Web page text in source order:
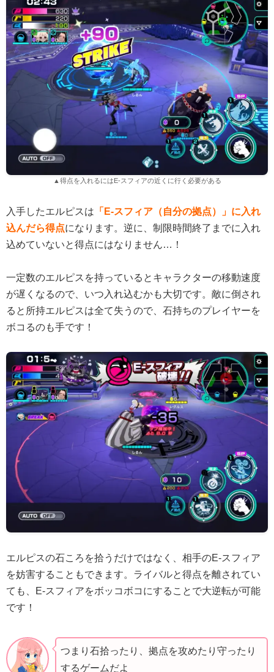
▲得点を入れるにはE-スフィアの近くに行く必要がある
入手したエルピスは 「E-スフィア（自分の拠点）」に入れ
込んだら得点になります。逆に、制限時間終了までに入れ
込めていないと得点にはなりません…！
一定数のエルピスを持っているとキャラクターの移動速度
が遅くなるので、いつ入れ込むかも大切です。敵に倒され
ると所持エルピスは全て失うので、石持ちのプレイヤーを
ボコるのも手です！
エルピスの石ころを拾うだけではなく、相手のE-スフィア
を妨害することもできます。ライバルと得点を離されてい
ても、E-スフィアをボッコボコにすることで大逆転が可能
です！
つまり石拾ったり、拠点を攻めたり守ったり
するゲームだよ